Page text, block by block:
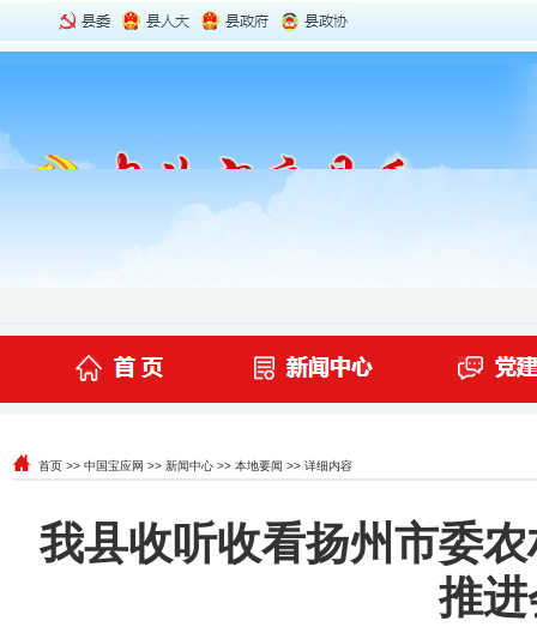
首页 >> 中国宝应网 >> 新闻中心 >> 本地要闻 >> 详细内容
我县收听收看扬州市委
推